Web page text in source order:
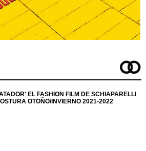
EL FASHION FILM DE SCHIAPARELLI
OTOÑO/INVIERNO 2021-2022